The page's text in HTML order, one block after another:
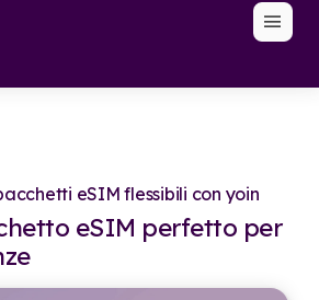
menu
eSIM flessibili con yoin
eSIM perfetto per